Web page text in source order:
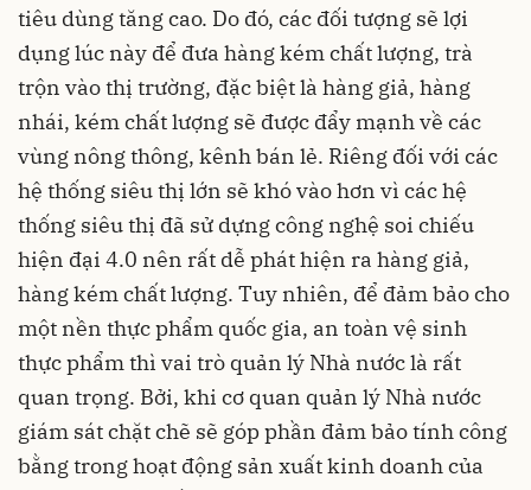
tiêu dùng tăng cao. Do đó, các đối tượng sẽ lợi
dụng lúc này để đưa hàng kém chất lượng, trà
trộn vào thị trường, đặc biệt là hàng giả, hàng
nhái, kém chất lượng sẽ được đẩy mạnh về các
vùng nông thông, kênh bán lẻ. Riêng đối với các
hệ thống siêu thị lớn sẽ khó vào hơn vì các hệ
thống siêu thị đã sử dựng công nghệ soi chiếu
hiện đại 4.0 nên rất dễ phát hiện ra hàng giả,
hàng kém chất lượng. Tuy nhiên, để đảm bảo cho
một nền thực phẩm quốc gia, an toàn vệ sinh
thực phẩm thì vai trò quản lý Nhà nước là rất
quan trọng. Bởi, khi cơ quan quản lý Nhà nước
giám sát chặt chẽ sẽ góp phần đảm bảo tính công
bằng trong hoạt động sản xuất kinh doanh của